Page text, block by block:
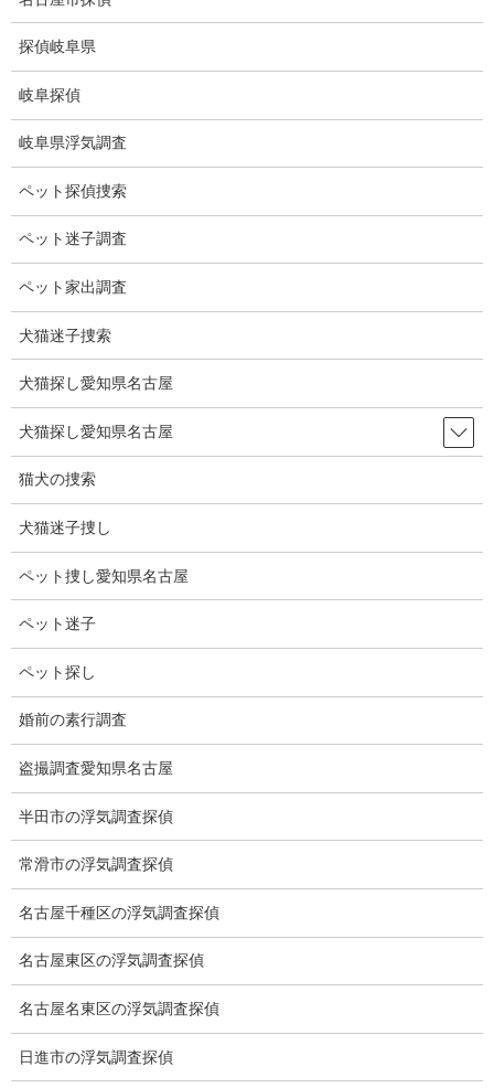
に
動
ョ
に
動
ブログ
HOME ブログ
2025-06-05
ブログ
スノーアース
かつて地球は2度、全体が丸ごと氷に覆われる、「スノーボールア
ース」現象を経験した。
1度目は約7億1700万年前から6億4300万年前に起きたは「スター
ティアン氷期」で約5600万年続いた。
2度目に起きた「マリノアン氷期」は、約6億5000万年前頃に始ま
ったとされるが、400万年～1500万年ぐらい続いたとされ不透明
のままだった。
スノーボールアースとは、地球全体が丸ごと氷床や海氷に氷に覆
いる。
地球温暖化、干ばつ、砂漠化など地球は悲鳴を上げている。
探偵岐阜県
岐阜探偵
岐阜県浮気調査
ペット探偵捜索
ペット迷子調査
ペット家出調査
犬猫迷子捜索
犬猫探し愛知県名古屋
犬猫探し愛知県名古屋
猫犬の捜索
犬猫迷子捜し
ペット捜し愛知県名古屋
ペット迷子
ペット探し
婚前の素行調査
盗撮調査愛知県名古屋
半田市の浮気調査探偵
常滑市の浮気調査探偵
名古屋千種区の浮気調査探偵
名古屋東区の浮気調査探偵
名古屋名東区の浮気調査探偵
日進市の浮気調査探偵